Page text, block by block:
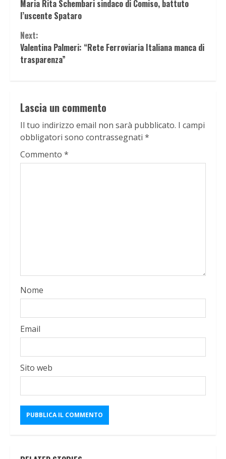
Reading
Maria Rita Schembari sindaco di Comiso, battuto
l’uscente Spataro
Next:
Valentina Palmeri: “Rete Ferroviaria Italiana manca di
trasparenza”
Lascia un commento
Il tuo indirizzo email non sarà pubblicato. I campi
obbligatori sono contrassegnati *
Commento *
Nome
Email
Sito web